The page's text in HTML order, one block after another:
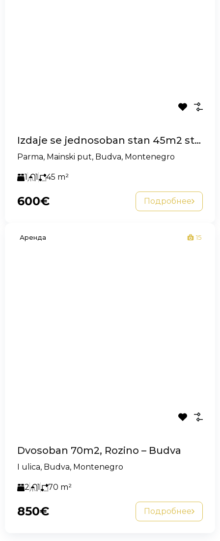
Izdaje se jednosoban stan 45m2 stan kod Parme, Budva
Parma, Mainski put, Budva, Montenegro
1 1 45 m²
600€ Подробнее
Аренда 15
Dvosoban 70m2, Rozino – Budva
I ulica, Budva, Montenegro
2 1 70 m²
850€ Подробнее